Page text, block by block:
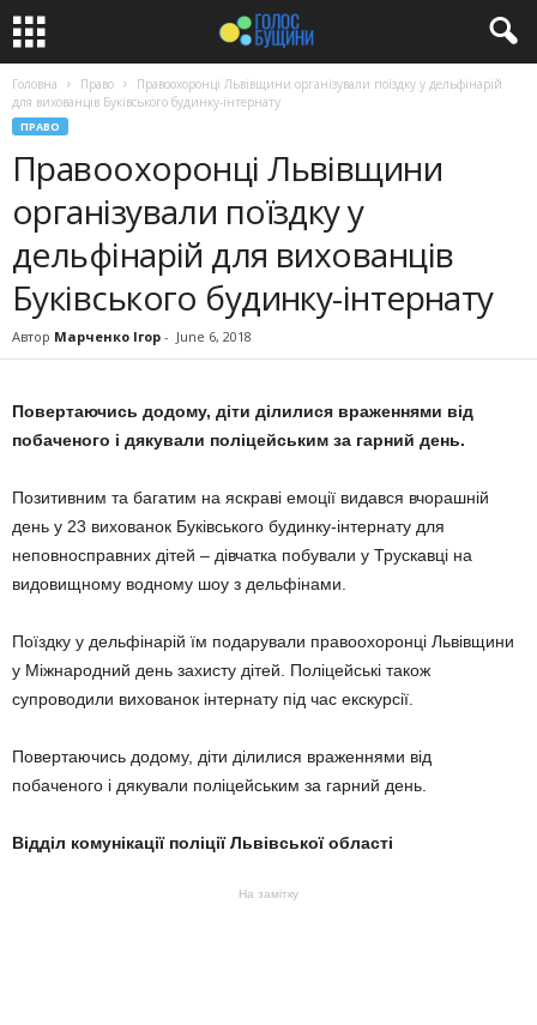
Головна Право
Правоохоронці Львівщини організували поїздку у дельфінарій
для вихованців Буківського будинку-інтернату
ПРАВО
Правоохоронці Львівщини
організували поїздку у
дельфінарій для вихованців
Буківського будинку-інтернату
Автор Марченко Ігор - June 6, 2018
Повертаючись додому, діти ділилися враженнями від
побаченого і дякували поліцейським за гарний день.
Позитивним та багатим на яскраві емоції видався вчорашній
день у 23 вихованок Буківського будинку-інтернату для
неповносправних дітей – дівчатка побували у Трускавці на
видовищному водному шоу з дельфінами.
Поїздку у дельфінарій їм подарували правоохоронці Львівщини
у Міжнародний день захисту дітей. Поліцейські також
супроводили вихованок інтернату під час екскурсії.
Повертаючись додому, діти ділилися враженнями від
побаченого і дякували поліцейським за гарний день.
Відділ комунікації поліції Львівської області
На замітку